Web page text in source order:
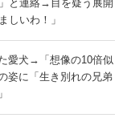
と連絡→目を疑う展開
しいわ！」
愛犬→「想像の10倍似
姿に「生き別れの兄弟